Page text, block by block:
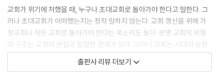
내 이름은 푸블리우스다. 더 정확하게 말하자면, 푸블리우스 발레리우스
아미키우스 루푸스다. 비교적 신식민지에 해당하는 마케도니아의 빌립보
출신이다. 빌립보는 비록 마케도니아 영토 안에 있지만, 뼛속까지 로마임
을 자랑으로 여기는 곳이다. 지금 나는 오랜 친구 글레멘드, 유오디아와 함
께 로마에 잠시 머무는 중이다. 오늘은 일찍이 근처에 있는 한 가정의 저녁
식사에 다녀왔는데, 여러분에게 들려주고 싶을 정도로 특이한 경험이었다.
교회가 위기에 처했을 때, 누구나 초대교회로 돌아가야 한다고 말한다. 그
러나 초대교회가 어떠했는지는 정작 말하지 않는다. 교회 갱신을 위해 가
정교회나 작은 교회로 돌아가야 한다는 목소리도 높다. 분명 교회의 외형
과 구조는 교회의 본질과 밀접한 관계가 있다. 그러나 교회는 시대와 상황
에 따라 참으로 다양한 모습으로 존재해 왔고 또 존재할 수 있다. 이 책은
단순한 초대교회 및 가정교회 안내서가 아니다. 교회의 본질이 역동적으로
출판사 리뷰 더보기